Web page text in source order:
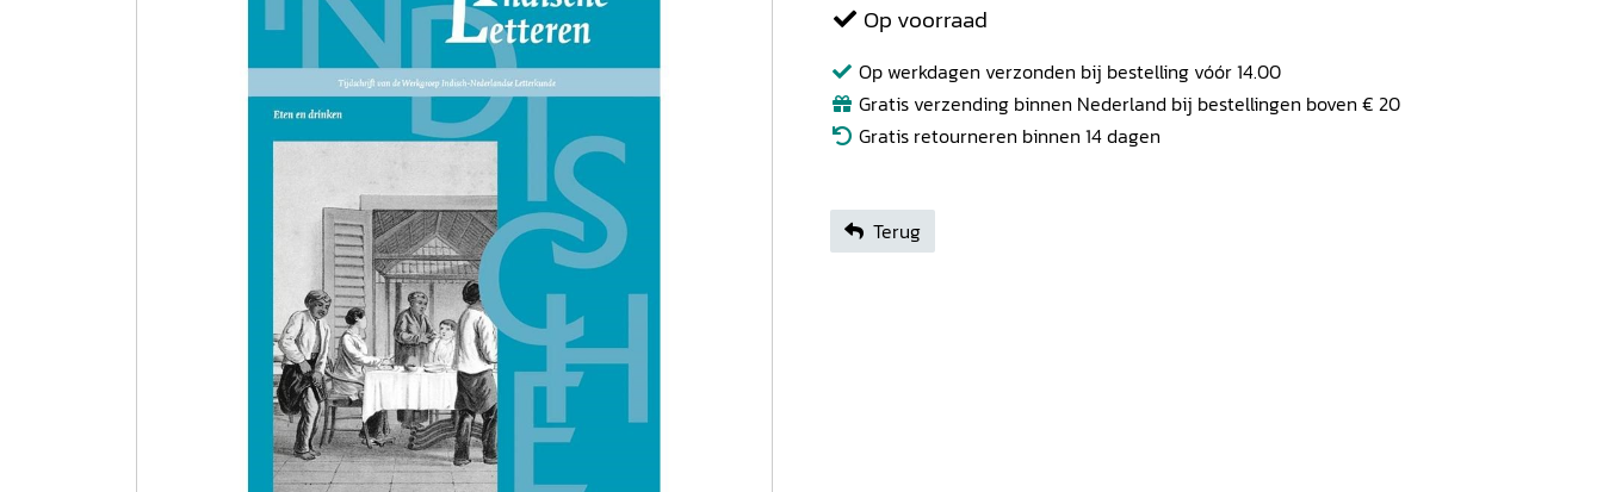
Op voorraad
Op werkdagen verzonden bij bestelling vóór 14.00
Gratis verzending binnen Nederland bij bestellingen boven € 20
Gratis retourneren binnen 14 dagen
Terug